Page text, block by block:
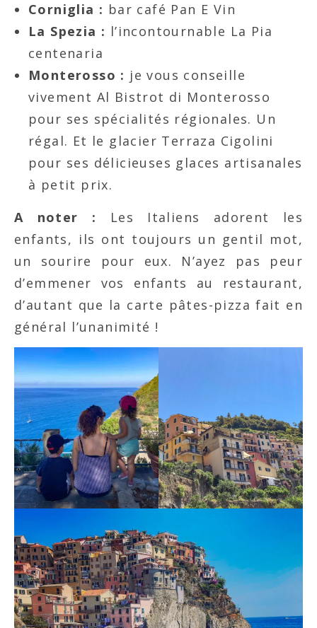
Corniglia : bar café Pan E Vin
La Spezia : l’incontournable La Pia
centenaria
Monterosso : je vous conseille
vivement Al Bistrot di Monterosso
pour ses spécialités régionales. Un
régal. Et le glacier Terraza Cigolini
pour ses délicieuses glaces artisanales
à petit prix.
A noter : Les Italiens adorent les
enfants, ils ont toujours un gentil mot,
un sourire pour eux. N’ayez pas peur
d’emmener vos enfants au restaurant,
d’autant que la carte pâtes-pizza fait en
général l’unanimité !